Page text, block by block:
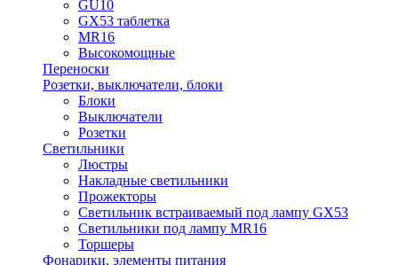
GU10
GX53 таблетка
MR16
Высокомощные
Переноски
Розетки, выключатели, блоки
Блоки
Выключатели
Розетки
Светильники
Люстры
Накладные светильники
Прожекторы
Светильник встраиваемый под лампу GX53
Светильники под лампу MR16
Торшеры
Фонарики, элементы питания